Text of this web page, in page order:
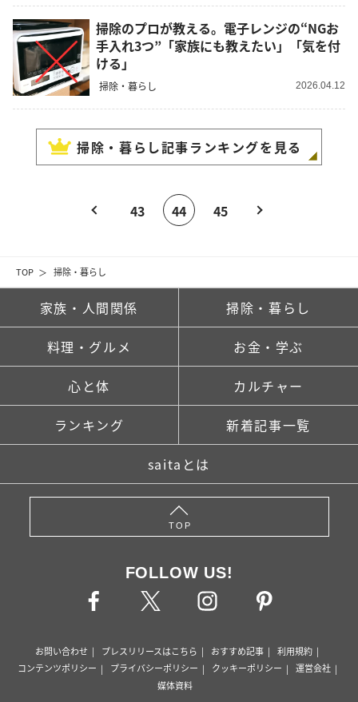
TOP 掃除・暮らし
掃除のプロが教える。電子レンジの“NGお
手入れ3つ”「家族にも教えたい」「気を付
ける」
掃除・暮らし 2026.04.12
掃除・暮らし記事ランキングを見る
43 44 45
家族・人間関係 掃除・暮らし
料理・グルメ お金・学ぶ
心と体 カルチャー
ランキング 新着記事一覧
saitaとは
TOP
FOLLOW US!
お問い合わせ プレスリリースはこちら おすすめ記事
利用規約
コンテンツポリシー
プライバシーポリシー クッキーポリシー
運営会社
媒体資料